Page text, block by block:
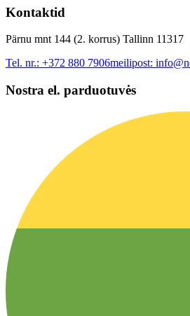
Kontaktid
Pärnu mnt 144 (2. korrus) Tallinn 11317
Tel. nr.: +372 880 7906meilipost:
Nostra el. parduotuvės